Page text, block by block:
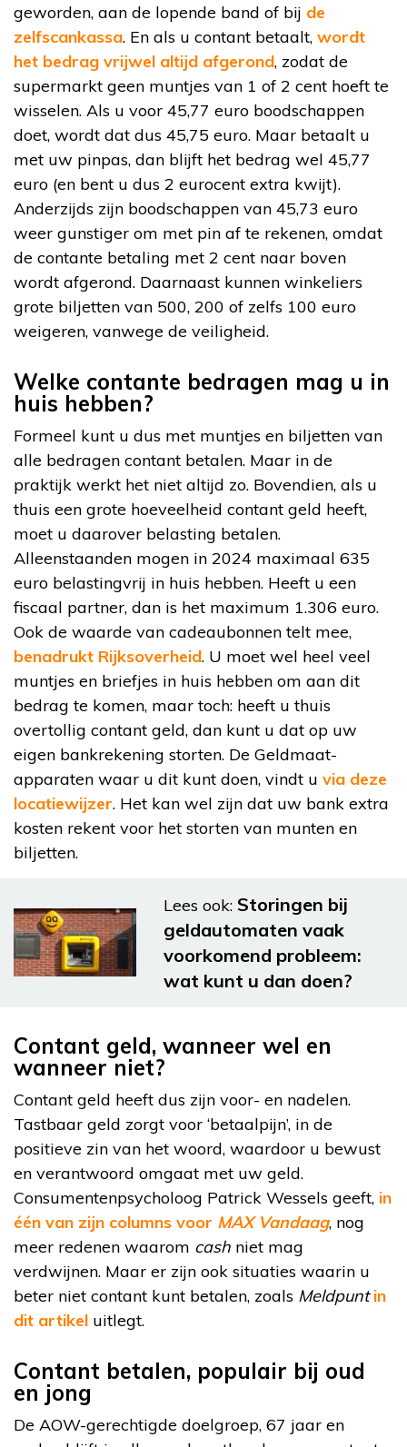
geworden, aan de lopende band of bij de
zelfscankassa. En als u contant betaalt, wordt
het bedrag vrijwel altijd afgerond, zodat de
supermarkt geen muntjes van 1 of 2 cent hoeft te
wisselen. Als u voor 45,77 euro boodschappen
doet, wordt dat dus 45,75 euro. Maar betaalt u
met uw pinpas, dan blijft het bedrag wel 45,77
euro (en bent u dus 2 eurocent extra kwijt).
Anderzijds zijn boodschappen van 45,73 euro
weer gunstiger om met pin af te rekenen, omdat
de contante betaling met 2 cent naar boven
wordt afgerond. Daarnaast kunnen winkeliers
grote biljetten van 500, 200 of zelfs 100 euro
weigeren, vanwege de veiligheid.
Welke contante bedragen mag u in
huis hebben?
Formeel kunt u dus met muntjes en biljetten van
alle bedragen contant betalen. Maar in de
praktijk werkt het niet altijd zo. Bovendien, als u
thuis een grote hoeveelheid contant geld heeft,
moet u daarover belasting betalen.
Alleenstaanden mogen in 2024 maximaal 635
euro belastingvrij in huis hebben. Heeft u een
fiscaal partner, dan is het maximum 1.306 euro.
Ook de waarde van cadeaubonnen telt mee,
benadrukt Rijksoverheid. U moet wel heel veel
muntjes en briefjes in huis hebben om aan dit
bedrag te komen, maar toch: heeft u thuis
overtollig contant geld, dan kunt u dat op uw
eigen bankrekening storten. De Geldmaat-
apparaten waar u dit kunt doen, vindt u via deze
locatiewijzer. Het kan wel zijn dat uw bank extra
kosten rekent voor het storten van munten en
biljetten.
Lees ook: Storingen bij
geldautomaten vaak
voorkomend probleem:
wat kunt u dan doen?
Contant geld, wanneer wel en
wanneer niet?
Contant geld heeft dus zijn voor- en nadelen.
Tastbaar geld zorgt voor ‘betaalpijn’, in de
positieve zin van het woord, waardoor u bewust
en verantwoord omgaat met uw geld.
Consumentenpsycholoog Patrick Wessels geeft, in
één van zijn columns voor MAX Vandaag, nog
meer redenen waarom cash niet mag
verdwijnen. Maar er zijn ook situaties waarin u
beter niet contant kunt betalen, zoals Meldpunt in
dit artikel uitlegt.
Contant betalen, populair bij oud
en jong
De AOW-gerechtigde doelgroep, 67 jaar en